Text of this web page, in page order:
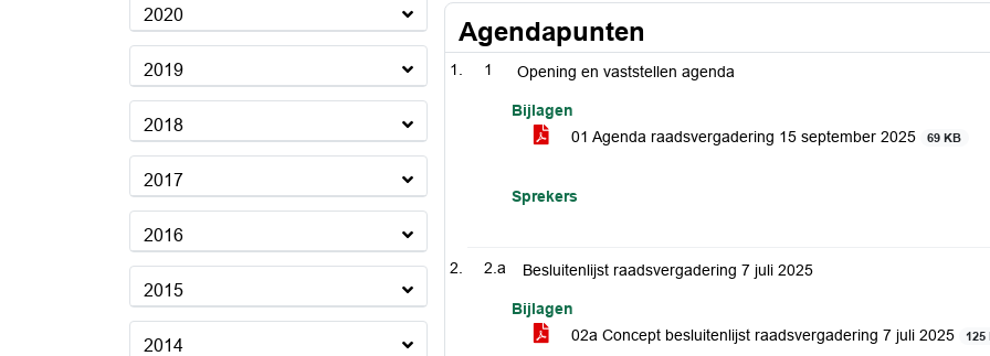
2020
2019
2018
2017
2016
2015
2014
Agendapunten
1 Opening en vaststellen agenda
Bijlagen
01 Agenda raadsvergadering 15 september 2025
69 KB
Sprekers
2.a Besluitenlijst raadsvergadering 7 juli 2025
Bijlagen
02a Concept besluitenlijst raadsvergadering 7 juli 2025
125